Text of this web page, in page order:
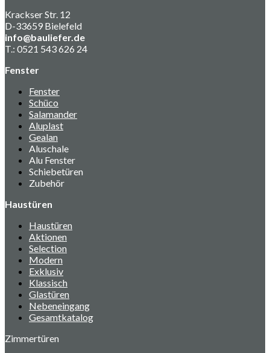
Krackser Str. 12
D-33659 Bielefeld
info@bauliefer.de
T.: 0521 543 626 24
Fenster
Fenster
Schüco
Salamander
Aluplast
Gealan
Aluschale
Alu Fenster
Schiebetüren
Zubehör
Haustüren
Haustüren
Aktionen
Selection
Modern
Exklusiv
Klassisch
Glastüren
Nebeneingang
Gesamtkatalog
Zimmertüren